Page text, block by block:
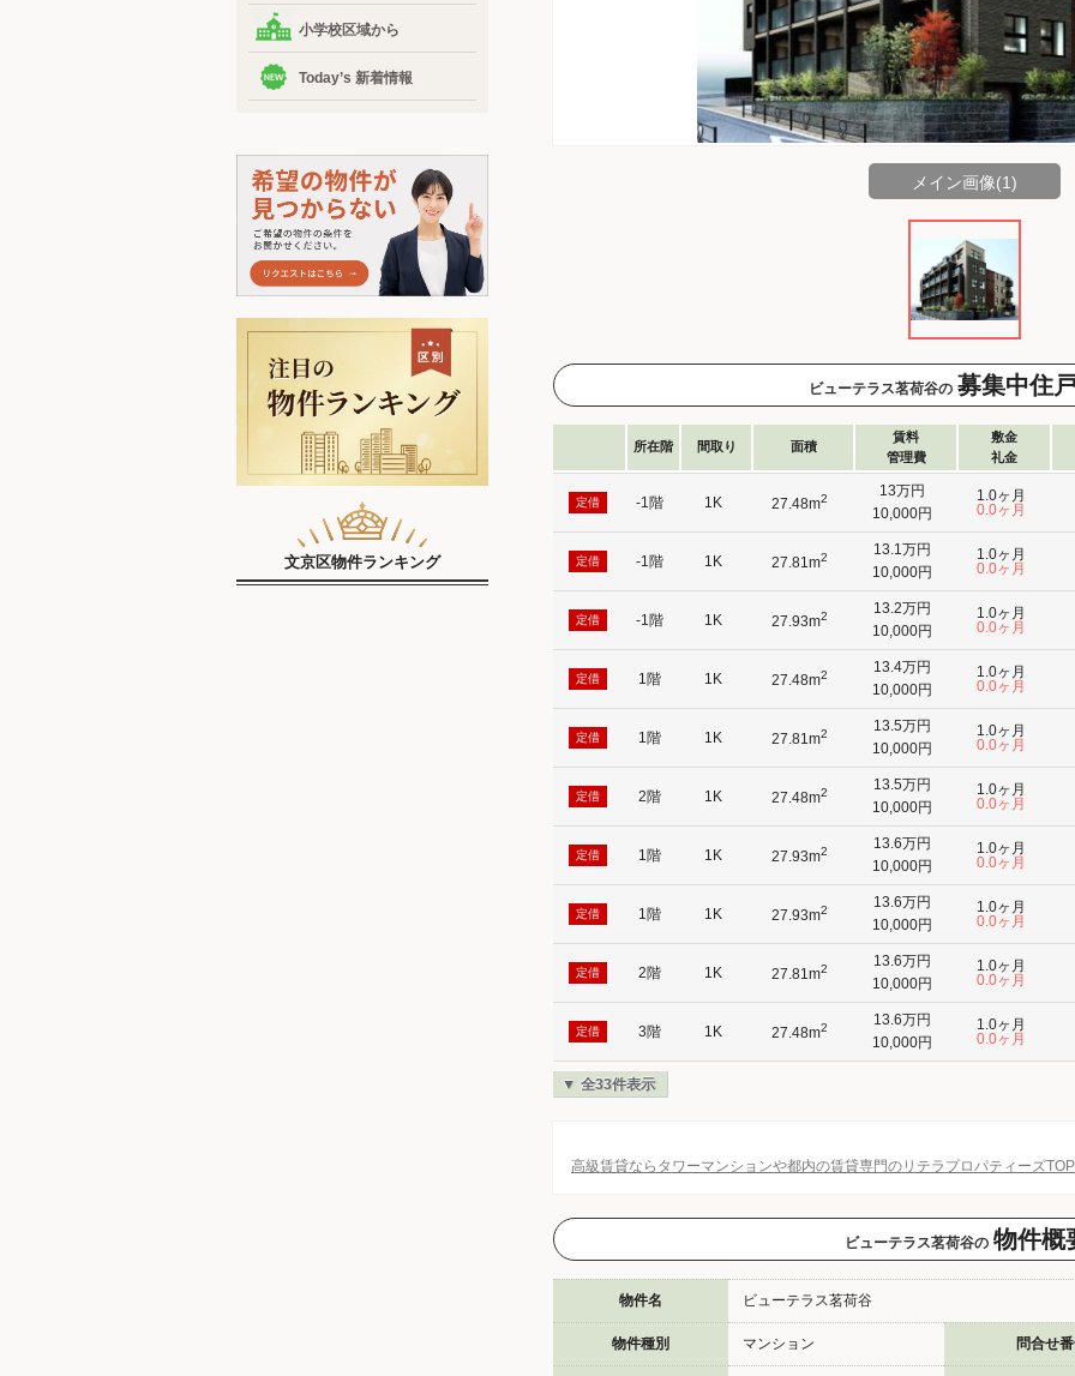
メイン画像(1)
ビューテラス茗荷谷の 募集中住
所在階 間取り 面積
賃料
管理費
敷金
礼金
定借
13万円
10,000円
1.0ヶ月
0.0ヶ月
-1階 1K 27.48m2
定借
13.1万円
10,000円
1.0ヶ月
0.0ヶ月
-1階 1K 27.81m2
定借
13.2万円
10,000円
1.0ヶ月
0.0ヶ月
-1階 1K 27.93m2
定借
13.4万円
10,000円
1.0ヶ月
0.0ヶ月
1階 1K 27.48m2
定借
13.5万円
10,000円
1.0ヶ月
0.0ヶ月
1階 1K 27.81m2
定借
13.5万円
10,000円
1.0ヶ月
0.0ヶ月
2階 1K 27.48m2
定借
13.6万円
10,000円
1.0ヶ月
0.0ヶ月
1階 1K 27.93m2
定借
13.6万円
10,000円
1.0ヶ月
0.0ヶ月
1階 1K 27.93m2
定借
13.6万円
10,000円
1.0ヶ月
0.0ヶ月
2階 1K 27.81m2
定借
13.6万円
10,000円
1.0ヶ月
0.0ヶ月
3階 1K 27.48m2
全33件表示
高級賃貸ならタワーマンションや都内の賃貸専門のリテラプロパティーズ
ビューテラス茗荷谷の 物件概
物件名 ビューテラス茗荷谷
物件種別 マンション 問合せ
小学校区域から
Today’s 新着情報
文京区物件ランキング